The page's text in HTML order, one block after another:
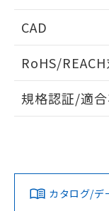
CAD
ドすることが
ダウンロードデー
みください。
ソフトウェアの使用
RoHS/
EU RoHS 注意
対応済み
規格認証/適
カタログ/デ
指し
51物質の
るもので
ものでは
また、
荷製品に
欄に対応
す。